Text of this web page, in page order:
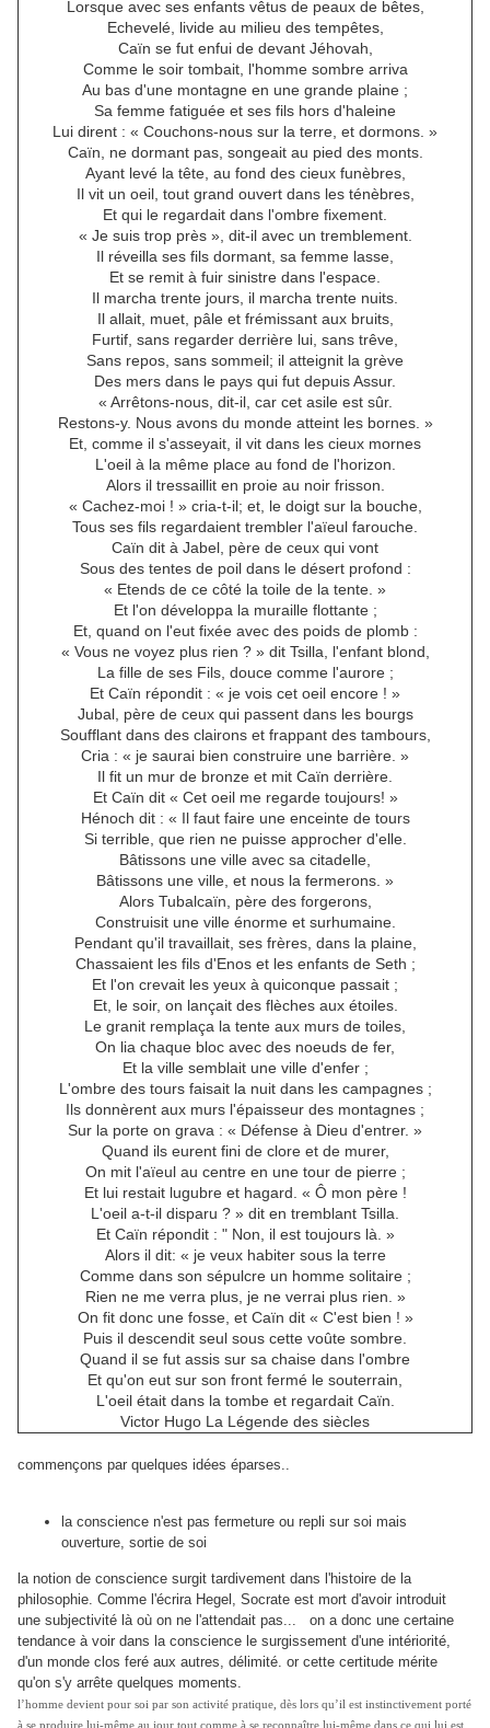
Lorsque avec ses enfants vêtus de peaux de bêtes,
Echevelé, livide au milieu des tempêtes,
Caïn se fut enfui de devant Jéhovah,
Comme le soir tombait, l'homme sombre arriva
Au bas d'une montagne en une grande plaine ;
Sa femme fatiguée et ses fils hors d'haleine
Lui dirent : « Couchons-nous sur la terre, et dormons. »
Caïn, ne dormant pas, songeait au pied des monts.
Ayant levé la tête, au fond des cieux funèbres,
Il vit un oeil, tout grand ouvert dans les ténèbres,
Et qui le regardait dans l'ombre fixement.
« Je suis trop près », dit-il avec un tremblement.
Il réveilla ses fils dormant, sa femme lasse,
Et se remit à fuir sinistre dans l'espace.
Il marcha trente jours, il marcha trente nuits.
Il allait, muet, pâle et frémissant aux bruits,
Furtif, sans regarder derrière lui, sans trêve,
Sans repos, sans sommeil; il atteignit la grève
Des mers dans le pays qui fut depuis Assur.
« Arrêtons-nous, dit-il, car cet asile est sûr.
Restons-y. Nous avons du monde atteint les bornes. »
Et, comme il s'asseyait, il vit dans les cieux mornes
L'oeil à la même place au fond de l'horizon.
Alors il tressaillit en proie au noir frisson.
« Cachez-moi ! » cria-t-il; et, le doigt sur la bouche,
Tous ses fils regardaient trembler l'aïeul farouche.
Caïn dit à Jabel, père de ceux qui vont
Sous des tentes de poil dans le désert profond :
« Etends de ce côté la toile de la tente. »
Et l'on développa la muraille flottante ;
Et, quand on l'eut fixée avec des poids de plomb :
« Vous ne voyez plus rien ? » dit Tsilla, l'enfant blond,
La fille de ses Fils, douce comme l'aurore ;
Et Caïn répondit : « je vois cet oeil encore ! »
Jubal, père de ceux qui passent dans les bourgs
Soufflant dans des clairons et frappant des tambours,
Cria : « je saurai bien construire une barrière. »
Il fit un mur de bronze et mit Caïn derrière.
Et Caïn dit « Cet oeil me regarde toujours! »
Hénoch dit : « Il faut faire une enceinte de tours
Si terrible, que rien ne puisse approcher d'elle.
Bâtissons une ville avec sa citadelle,
Bâtissons une ville, et nous la fermerons. »
Alors Tubalcaïn, père des forgerons,
Construisit une ville énorme et surhumaine.
Pendant qu'il travaillait, ses frères, dans la plaine,
Chassaient les fils d'Enos et les enfants de Seth ;
Et l'on crevait les yeux à quiconque passait ;
Et, le soir, on lançait des flèches aux étoiles.
Le granit remplaça la tente aux murs de toiles,
On lia chaque bloc avec des noeuds de fer,
Et la ville semblait une ville d'enfer ;
L'ombre des tours faisait la nuit dans les campagnes ;
Ils donnèrent aux murs l'épaisseur des montagnes ;
Sur la porte on grava : « Défense à Dieu d'entrer. »
Quand ils eurent fini de clore et de murer,
On mit l'aïeul au centre en une tour de pierre ;
Et lui restait lugubre et hagard. « Ô mon père !
L'oeil a-t-il disparu ? » dit en tremblant Tsilla.
Et Caïn répondit : " Non, il est toujours là. »
Alors il dit: « je veux habiter sous la terre
Comme dans son sépulcre un homme solitaire ;
Rien ne me verra plus, je ne verrai plus rien. »
On fit donc une fosse, et Caïn dit « C'est bien ! »
Puis il descendit seul sous cette voûte sombre.
Quand il se fut assis sur sa chaise dans l'ombre
Et qu'on eut sur son front fermé le souterrain,
L'oeil était dans la tombe et regardait Caïn.
Victor Hugo La Légende des siècles
commençons par quelques idées éparses..
la conscience n'est pas fermeture ou repli sur soi mais
ouverture, sortie de soi
a notion de conscience surgit tardivement dans l'histoire de la
philosophie. Comme l'écrira Hegel, Socrate est mort d'avoir introduit
une subjectivité là où on ne l'attendait pas... on a donc une certaine
tendance à voir dans la conscience le surgissement d'une intériorité,
d'un monde clos feré aux autres, délimité. or cette certitude mérite
qu'on s'y arrête quelques moments.
l’homme devient pour soi par son activité pratique, dès lors qu’il est instinctivement porté
à se produire lui-même au jour tout comme à se reconnaître lui-même dans ce qui lui est